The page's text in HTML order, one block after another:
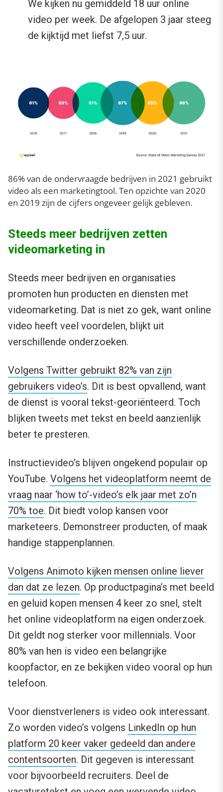
We kijken nu gemiddeld 18 uur online
video per week. De afgelopen 3 jaar steeg
de kijktijd met liefst 7,5 uur.
86% van de ondervraagde bedrijven in 2021 gebruikt
video als een marketingtool. Ten opzichte van 2020
en 2019 zijn de cijfers ongeveer gelijk gebleven.
Steeds meer bedrijven zetten
videomarketing in
Steeds meer bedrijven en organisaties
promoten hun producten en diensten met
videomarketing. Dat is niet zo gek, want online
video heeft veel voordelen, blijkt uit
verschillende onderzoeken.
Volgens Twitter gebruikt 82% van zijn
gebruikers video’s. Dit is best opvallend, want
de dienst is vooral tekst-georiënteerd. Toch
blijken tweets met tekst en beeld aanzienlijk
beter te presteren.
Instructievideo’s blijven ongekend populair op
YouTube. Volgens het videoplatform neemt de
vraag naar ‘how to’-video’s elk jaar met zo’n
70% toe. Dit biedt volop kansen voor
marketeers. Demonstreer producten, of maak
handige stappenplannen.
Volgens Animoto kijken mensen online liever
dan dat ze lezen. Op productpagina’s met beeld
en geluid kopen mensen 4 keer zo snel, stelt
het online videoplatform na eigen onderzoek.
Dit geldt nog sterker voor millennials. Voor
80% van hen is video een belangrijke
koopfactor, en ze bekijken video vooral op hun
telefoon.
Voor dienstverleners is video ook interessant.
Zo worden video’s volgens LinkedIn op hun
platform 20 keer vaker gedeeld dan andere
contentsoorten. Dit gegeven is interessant
voor bijvoorbeeld recruiters. Deel de